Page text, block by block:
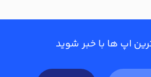
اپ ها با خبر شوید